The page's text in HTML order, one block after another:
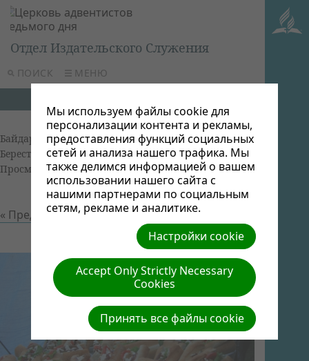
ПОИСК МЕНЮ
Отдел Издательского Служения
Байдарки 2014, Батурин, УУК| Автор: Алевтина
Берестова | Размер (МБ): 3.11 |Скачать|
Просмотров: 0
« Предыдущий Следующий »
Мы используем файлы cookie для
персонализации контента и рекламы,
предоставления функций социальных
сетей и анализа нашего трафика. Мы
также делимся информацией о вашем
использовании нашего сайта с
нашими партнерами по социальным
сетям, рекламе и аналитике.
Настройки cookie
Accept Only Strictly Necessary
Cookies
Принять все файлы cookie